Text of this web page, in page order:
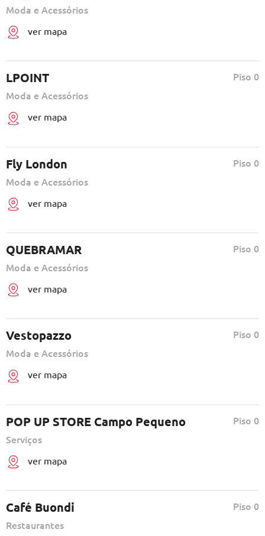
Moda e Acessórios
ver mapa
LPOINT
Piso 0
Moda e Acessórios
ver mapa
Fly London
Piso 0
Moda e Acessórios
ver mapa
QUEBRAMAR
Piso 0
Moda e Acessórios
ver mapa
Vestopazzo
Piso 0
Moda e Acessórios
ver mapa
POP UP STORE Campo Pequeno
Piso 0
Serviços
ver mapa
Café Buondi
Piso 0
Restaurantes